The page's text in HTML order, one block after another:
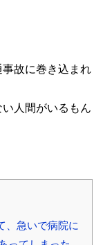
故に巻き込まれ
人間がいるもん
、急いで病院に